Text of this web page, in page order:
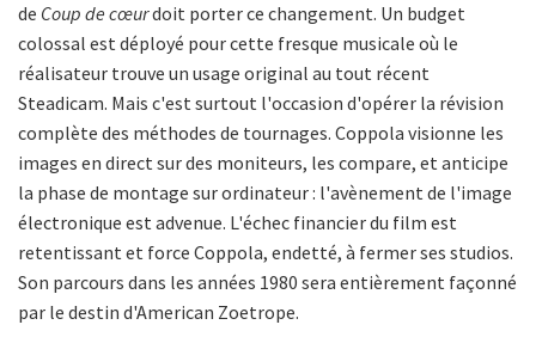
de Coup de cœurdoit porter ce changement. Un budget
colossal est déployé pour cette fresque musicale où le
réalisateur trouve un usage original au tout récent
Steadicam. Mais c'est surtout l'occasion d'opérer la révision
complète des méthodes de tournages. Coppola visionne les
images en direct sur des moniteurs, les compare, et anticipe
la phase de montage sur ordinateur : l'avènement de l'image
électronique est advenue. L'échec financier du film est
retentissant et force Coppola, endetté, à fermer ses studios.
Son parcours dans les années 1980 sera entièrement façonné
par le destin d'American Zoetrope.